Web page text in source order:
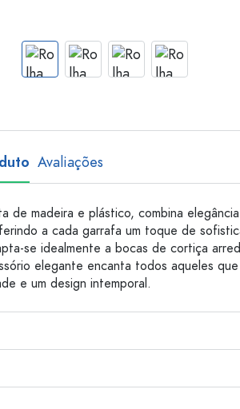
Avaliações
de madeira e plástico, combina
a cada garrafa um toque de
se idealmente a bocas de cortiça
elegante encanta todos aqueles que
e um design intemporal.